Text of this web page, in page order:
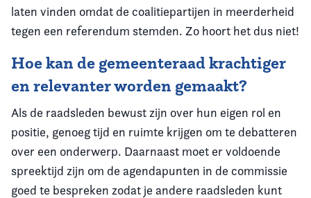
laten vinden omdat de coalitiepartijen in meerderheid
tegen een referendum stemden. Zo hoort het dus niet!
Hoe kan de gemeenteraad krachtiger
en relevanter worden gemaakt?
Als de raadsleden bewust zijn over hun eigen rol en
positie, genoeg tijd en ruimte krijgen om te debatteren
over een onderwerp. Daarnaast moet er voldoende
spreektijd zijn om de agendapunten in de commissie
goed te bespreken zodat je andere raadsleden kunt